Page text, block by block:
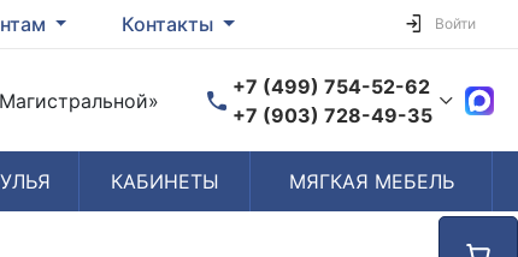
Контакты Войти
+7 (499) 754-52-62
+7 (903) 728-49-35
Время работы
Пн-Пт: 10:00-19:00
КАБИНЕТЫ МЯГКАЯ МЕБЕЛЬ